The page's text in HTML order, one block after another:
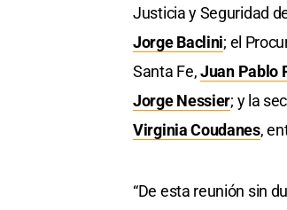
Justicia y Seguridad
Jorge Baclini; el
Santa Fe,Juan Pablo
Jorge Nessier; y la
Virginia Coudanes,
“De esta reunión sin